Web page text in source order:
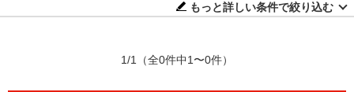
もっと詳しい条件で絞り込む
1/1 （全0件中1〜0件）